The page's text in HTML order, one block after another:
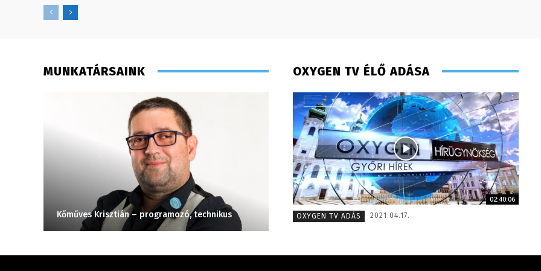
MUNKATÁRSAINK
Kőműves Krisztián – programozó, technikus Turi Szilvia- könyvelési asszisztens – 2020
OXYGEN TV ÉLŐ ADÁSA
02:40:06
OXYGEN TV ADÁS
2021.04.17.